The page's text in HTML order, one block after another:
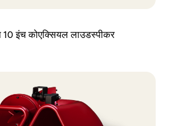
इंच कोएक्सियल लाउडस्पीकर